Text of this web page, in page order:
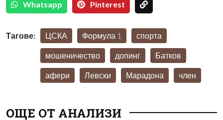
Whatsapp Pinterest
Тагове: ЦСКА Формула 1 спорта
мошеничество допинг Батков
афери Левски Марадона член
ОЩЕ ОТ АНАЛИЗИ